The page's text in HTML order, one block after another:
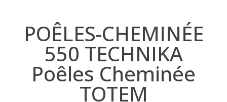
POÊLES-CHEMINÉE
550 TECHNIKA
Poêles Cheminée
TOTEM